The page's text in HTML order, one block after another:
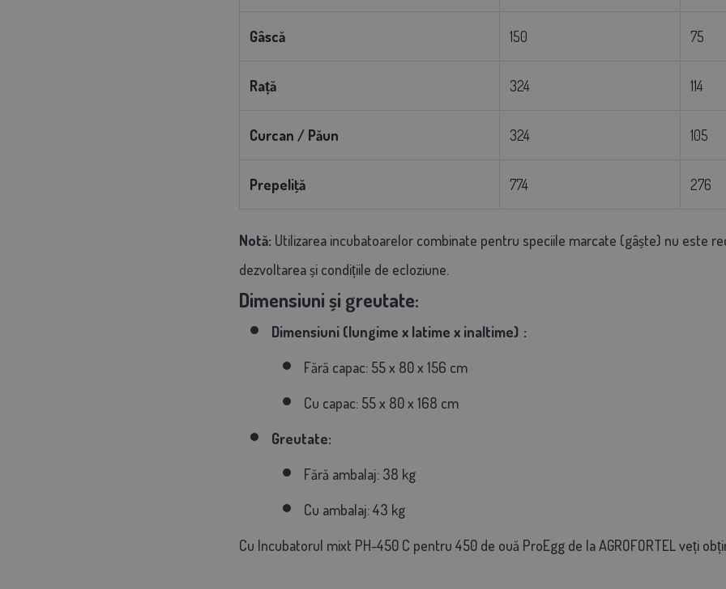
Gâscă 150 75
Rață 324 114
Curcan / Păun 324 105
Prepeliţă 774 276
Notă: Utilizarea incubatoarelor combinate pentru speciile marcate (gâște) nu este
dezvoltarea și condițiile de ecloziune.
Dimensiuni și greutate:
Dimensiuni (lungime x latime x inaltime) :
Fără capac: 55 x 80 x 156 cm
Cu capac: 55 x 80 x 168 cm
Greutate:
Fără ambalaj: 38 kg
Cu ambalaj: 43 kg
Cu Incubatorul mixt PH-450 C pentru 450 de ouă ProEgg de la AGROFORTEL veți